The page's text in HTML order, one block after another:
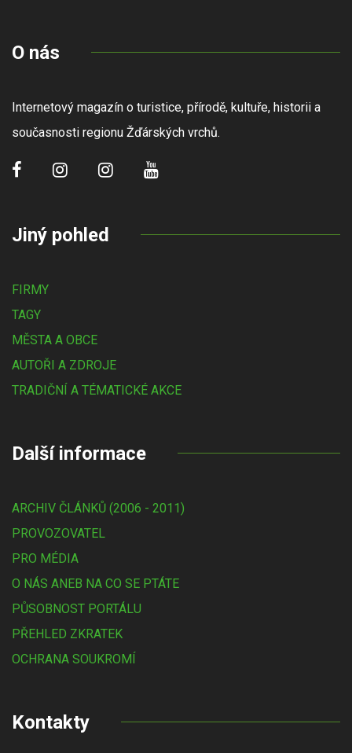
O nás
Internetový magazín o turistice, přírodě, kultuře, historii a
současnosti regionu Žďárských vrchů.
Jiný pohled
FIRMY
TAGY
MĚSTA A OBCE
AUTOŘI A ZDROJE
TRADIČNÍ A TÉMATICKÉ AKCE
Další informace
ARCHIV ČLÁNKŮ (2006 - 2011)
PROVOZOVATEL
PRO MÉDIA
O NÁS ANEB NA CO SE PTÁTE
PŮSOBNOST PORTÁLU
PŘEHLED ZKRATEK
OCHRANA SOUKROMÍ
Kontakty